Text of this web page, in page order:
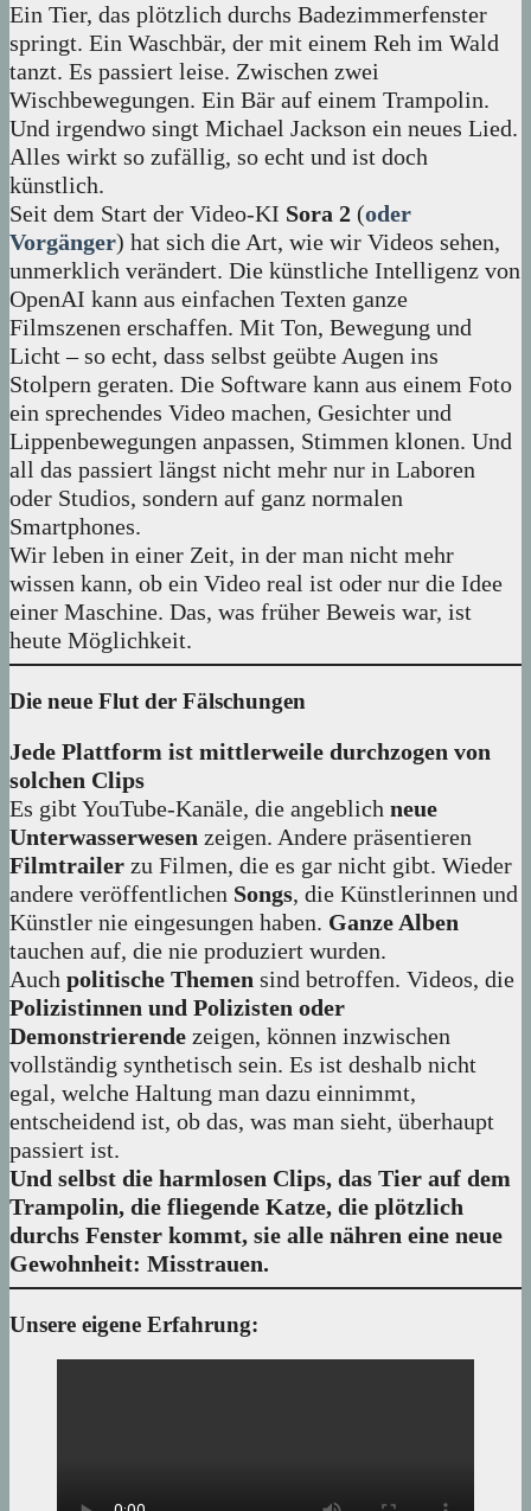
Ein Tier, das plötzlich durchs Badezimmerfenster
springt. Ein Waschbär, der mit einem Reh im Wald
tanzt. Es passiert leise. Zwischen zwei
Wischbewegungen. Ein Bär auf einem Trampolin.
Und irgendwo singt Michael Jackson ein neues Lied.
Alles wirkt so zufällig, so echt und ist doch
künstlich.
Seit dem Start der Video-KI Sora 2 (oder
Vorgänger) hat sich die Art, wie wir Videos sehen,
unmerklich verändert. Die künstliche Intelligenz von
OpenAI kann aus einfachen Texten ganze
Filmszenen erschaffen. Mit Ton, Bewegung und
Licht – so echt, dass selbst geübte Augen ins
Stolpern geraten. Die Software kann aus einem Foto
ein sprechendes Video machen, Gesichter und
Lippenbewegungen anpassen, Stimmen klonen. Und
all das passiert längst nicht mehr nur in Laboren
oder Studios, sondern auf ganz normalen
Smartphones.
Wir leben in einer Zeit, in der man nicht mehr
wissen kann, ob ein Video real ist oder nur die Idee
einer Maschine. Das, was früher Beweis war, ist
heute Möglichkeit.
Die neue Flut der Fälschungen
Jede Plattform ist mittlerweile durchzogen von
solchen Clips
Es gibt YouTube-Kanäle, die angeblich neue
Unterwasserwesen zeigen. Andere präsentieren
Filmtrailer zu Filmen, die es gar nicht gibt. Wieder
andere veröffentlichen Songs, die Künstlerinnen und
Künstler nie eingesungen haben. Ganze Alben
tauchen auf, die nie produziert wurden.
Auch politische Themen sind betroffen. Videos, die
Polizistinnen und Polizisten oder
Demonstrierende zeigen, können inzwischen
vollständig synthetisch sein. Es ist deshalb nicht
egal, welche Haltung man dazu einnimmt,
entscheidend ist, ob das, was man sieht, überhaupt
passiert ist.
Und selbst die harmlosen Clips, das Tier auf dem
Trampolin, die fliegende Katze, die plötzlich
durchs Fenster kommt, sie alle nähren eine neue
Gewohnheit: Misstrauen.
Unsere eigene Erfahrung: